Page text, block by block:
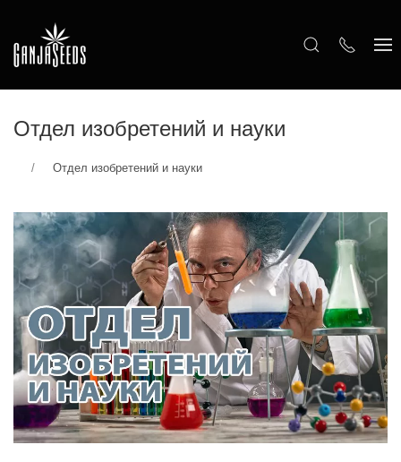
Отдел изобретений и науки
Отдел изобретений и науки